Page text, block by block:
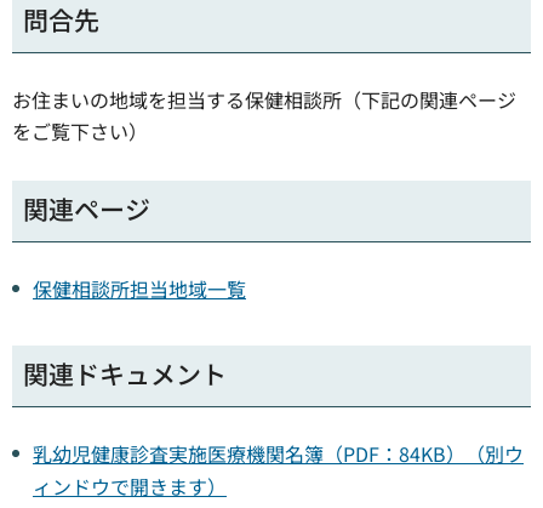
問合先
お住まいの地域を担当する保健相談所（下記の関連ページ
をご覧下さい）
関連ページ
保健相談所担当地域一覧
関連ドキュメント
乳幼児健康診査実施医療機関名簿（PDF：84KB）（別ウ
ィンドウで開きます）